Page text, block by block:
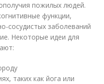
пожилых людей.
функции,
сосудистых заболеваний
Некоторые идеи для
таких как йога или